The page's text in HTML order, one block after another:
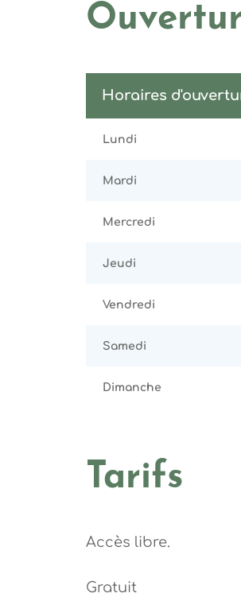
Horaires
Lundi
Mardi
Mercredi
Jeudi
Vendredi
Samedi
Dimanche
Tarifs
Accès libre.
Gratuit